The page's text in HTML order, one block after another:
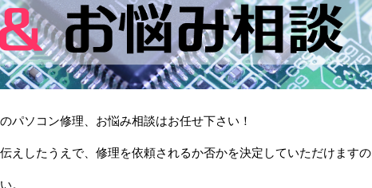
パソコン修理、お悩み相談はお任せ下さい！
えしたうえで、修理を依頼されるか否かを決定していただけますの
。